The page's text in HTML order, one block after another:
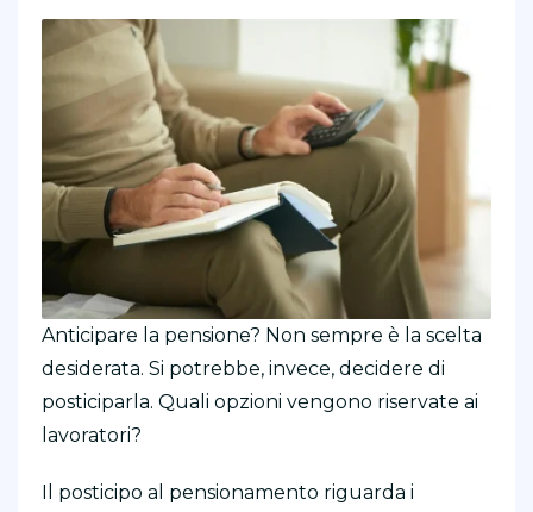
Anticipare la pensione? Non sempre è la scelta
desiderata. Si potrebbe, invece, decidere di
posticiparla. Quali opzioni vengono riservate ai
lavoratori?
Il posticipo al pensionamento riguarda i